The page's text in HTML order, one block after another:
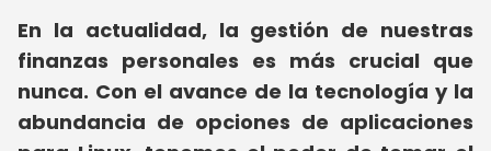
En la actualidad, la gestión de nuestras
finanzas personales es más crucial que
nunca. Con el avance de la tecnología y la
abundancia de opciones de aplicaciones